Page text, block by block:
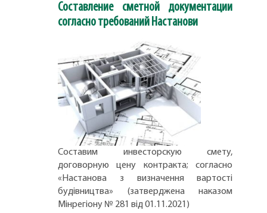
Составление сметной документации
согласно требований Настанови
Составим инвесторскую смету,
договорную цену контракта; согласно
«Настанова з визначення вартості
будівництва» (затверджена наказом
Мінрегіону № 281 від 01.11.2021)